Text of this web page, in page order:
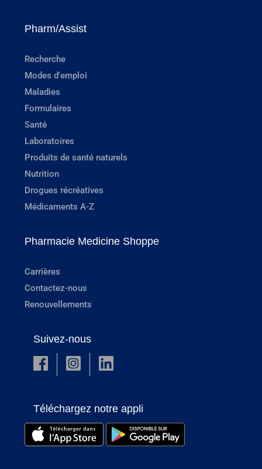
Pharm/Assist
Recherche
Modes d'emploi
Maladies
Formulaires
Santé
Laboratoires
Produits de santé naturels
Nutrition
Drogues récréatives
Médicaments A-Z
Pharmacie Medicine Shoppe
Carrières
Contactez-nous
Renouvellements
Suivez-nous
Téléchargez notre appli